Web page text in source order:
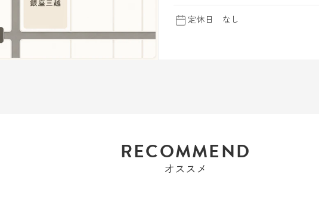
定休日 なし
RECOMMEND
オススメ